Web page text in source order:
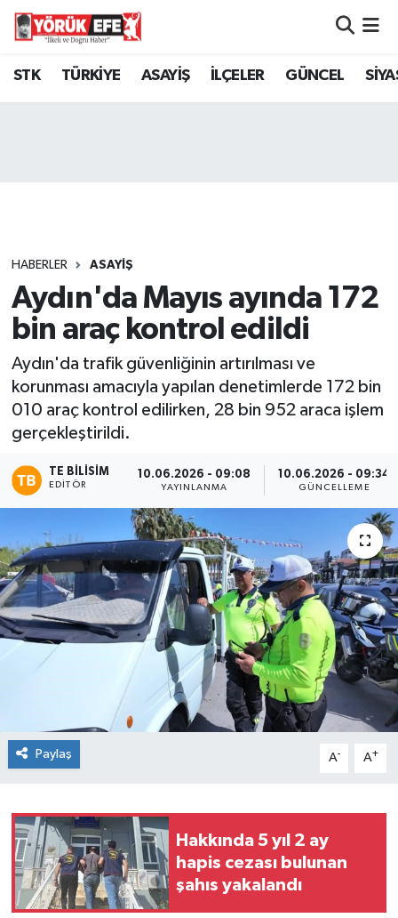
STK TÜRKİYE ASAYİŞ İLÇELER GÜNCEL
HABERLER ASAYİŞ
Aydın'da Mayıs ayında 172
bin araç kontrol edildi
Aydın'da trafik güvenliğinin artırılması ve
korunması amacıyla yapılan denetimlerde 172 bin
010 araç kontrol edilirken, 28 bin 952 araca işlem
gerçekleştirildi.
TE BILISIM
EDITÖR
10.06.2026 - 09:08
YAYINLANMA
10.06.2026 - 09:34
GÜNCELLEME
Paylaş A- A+
Hakkında 5 yıl 2 ay
hapis cezası bulunan
şahıs yakalandı
Aydın Nöbetçi Eczaneler
Tüm Manşetler
Son Dakika Haberleri
Haber Arşivi